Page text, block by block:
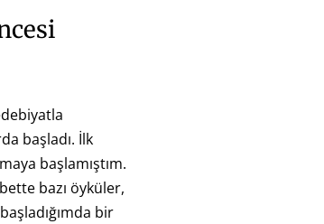
başladı. İlk
başlamıştım.
bazı öyküler,
bir